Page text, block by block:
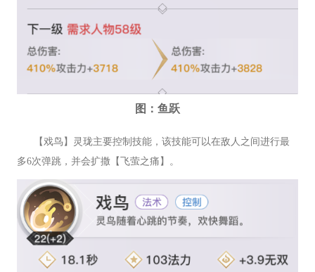
图：鱼跃
【戏鸟】灵珑主要控制技能，该技能可以在敌人之间进行最
多6次弹跳，并会扩撒【飞萤之痛】。